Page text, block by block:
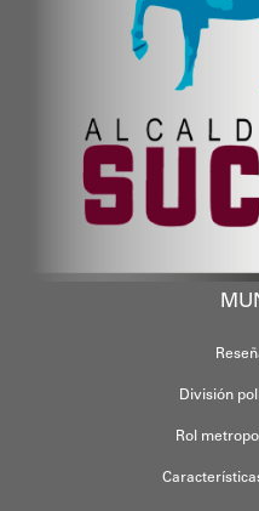
División
Rol